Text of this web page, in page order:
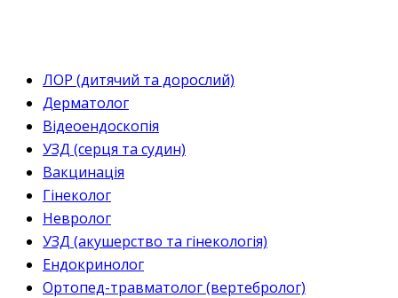
ЛОР (дитячий та дорослий)
Дерматолог
Відеоендоскопія
УЗД (серця та судин)
Вакцинація
Гінеколог
Невролог
УЗД (акушерство та гінекологія)
Ендокринолог
Ортопед-травматолог (вертебролог)